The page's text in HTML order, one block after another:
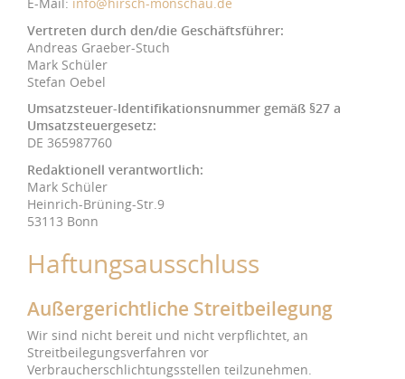
Vertreten durch den/die Geschäftsführer:
Andreas Graeber-Stuch
Mark Schüler
Stefan Oebel
Umsatzsteuer-Identifikationsnummer gemäß §27 a
Umsatzsteuergesetz:
DE 365987760
Redaktionell verantwortlich:
Mark Schüler
Heinrich-Brüning-Str.9
53113 Bonn
Haftungsausschluss
Außergerichtliche Streitbeilegung
Wir sind nicht bereit und nicht verpflichtet, an
Streitbeilegungsverfahren vor
Verbraucherschlichtungsstellen teilzunehmen.